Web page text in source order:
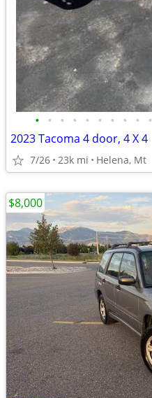
• • • • • • • • • •
2023 Tacoma 4 door, 4 X 4
7/26 23k mi Helena, Mt
$8,000